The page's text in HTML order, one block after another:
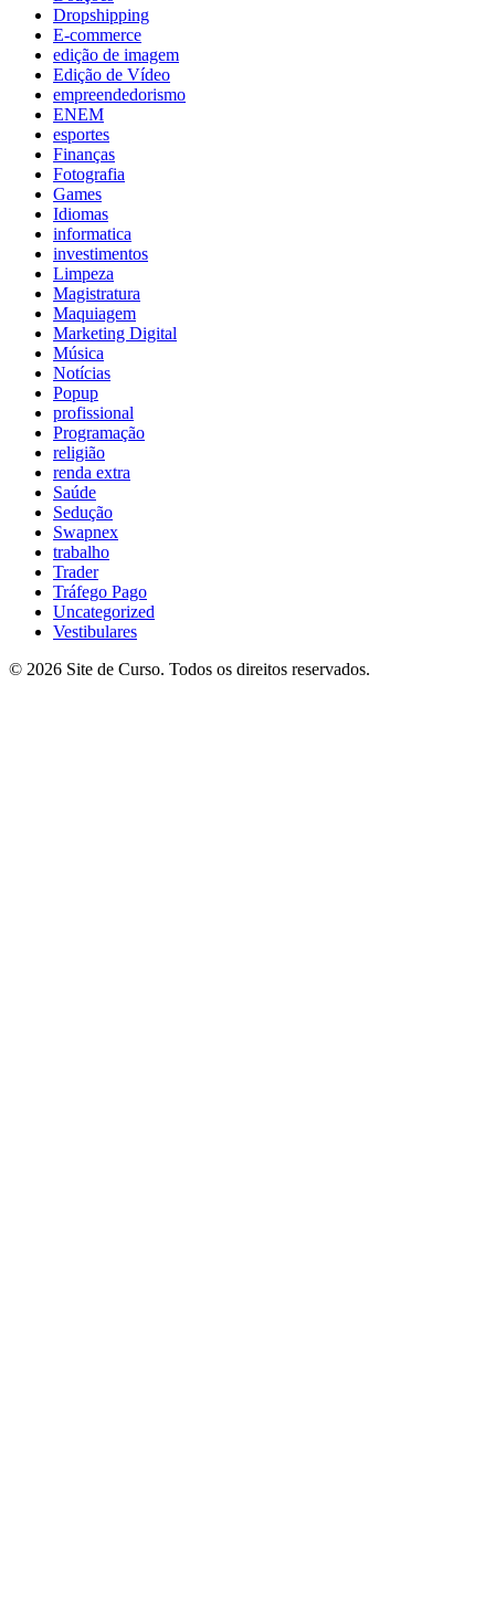
Dropshipping
E-commerce
edição de imagem
Edição de Vídeo
empreendedorismo
ENEM
esportes
Finanças
Fotografia
Games
Idiomas
informatica
investimentos
Limpeza
Magistratura
Maquiagem
Marketing Digital
Música
Notícias
Popup
profissional
Programação
religião
renda extra
Saúde
Sedução
Swapnex
trabalho
Trader
Tráfego Pago
Uncategorized
Vestibulares
© 2026 Site de Curso. Todos os direitos reservados.